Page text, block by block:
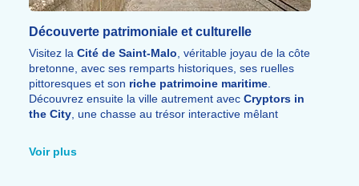
Découverte patrimoniale et culturelle
Visitez la Cité de Saint-Malo , véritable joyau de la côte
bretonne, avec ses remparts historiques, ses ruelles
pittoresques et son riche patrimoine maritime
Découvrez ensuite la ville autrement avec Cryptors in
the City , une chasse au trésor interactive mêlant
À proximité, partez également à la rencontre des
Voir plus